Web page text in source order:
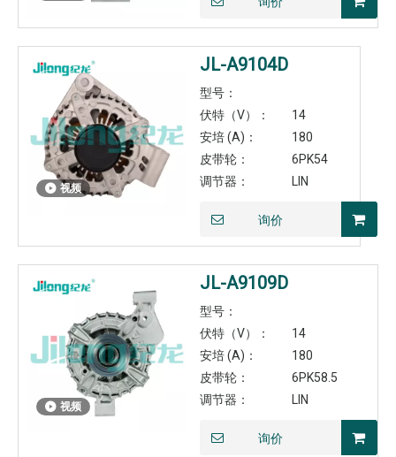
视频
JL-A9104D
型号：
伏特（V）：
14
安培 (A)：
180
皮带轮：
6PK54
调节器：
LIN
询价
视频
JL-A9109D
型号：
伏特（V）：
14
安培 (A)：
180
皮带轮：
6PK58.5
调节器：
LIN
询价